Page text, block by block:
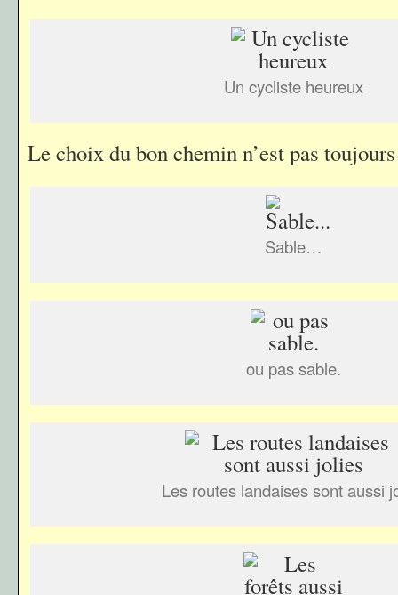
Un cycliste heureux
Le choix du bon chemin n’est pas
Sable…
ou pas sable.
Les routes landaises sont aussi